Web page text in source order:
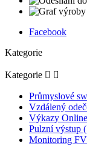
Facebook
Kategorie
Kategorie  
Průmyslové
Vzdálený
Výkazy Online
Pulzní výstup
Monitoring